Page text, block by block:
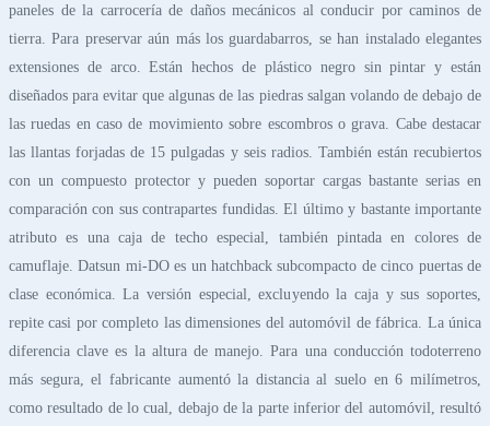
paneles de la carrocería de daños mecánicos al conducir por caminos de
tierra. Para preservar aún más los guardabarros, se han instalado elegantes
extensiones de arco. Están hechos de plástico negro sin pintar y están
diseñados para evitar que algunas de las piedras salgan volando de debajo de
las ruedas en caso de movimiento sobre escombros o grava. Cabe destacar
las llantas forjadas de 15 pulgadas y seis radios. También están recubiertos
con un compuesto protector y pueden soportar cargas bastante serias en
comparación con sus contrapartes fundidas. El último y bastante importante
atributo es una caja de techo especial, también pintada en colores de
camuflaje. Datsun mi-DO es un hatchback subcompacto de cinco puertas de
clase económica. La versión especial, excluyendo la caja y sus soportes,
repite casi por completo las dimensiones del automóvil de fábrica. La única
diferencia clave es la altura de manejo. Para una conducción todoterreno
más segura, el fabricante aumentó la distancia al suelo en 6 milímetros,
como resultado de lo cual, debajo de la parte inferior del automóvil, resultó